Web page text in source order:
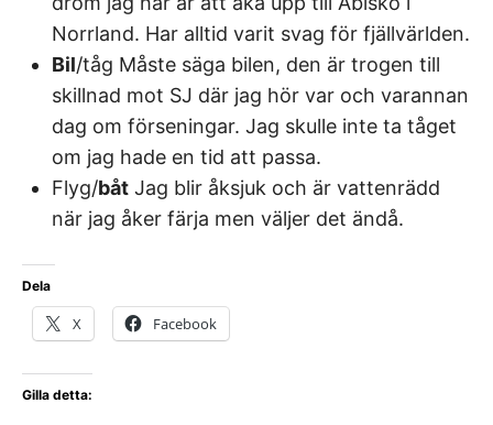
Norrland. Har alltid varit svag för fjällvärlden.
Bil/tåg Måste säga bilen, den är trogen till
skillnad mot SJ där jag hör var och varannan
dag om förseningar. Jag skulle inte ta tåget
om jag hade en tid att passa.
Flyg/båt Jag blir åksjuk och är vattenrädd
när jag åker färja men väljer det ändå.
Dela
X Facebook
Gilla detta: